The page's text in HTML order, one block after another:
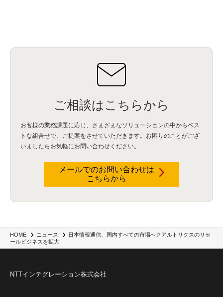
HOME ニュース
日本情報通信、国内すべての市場へクアルトリクスのリセ
ールビジネスを拡大
ご相談はこちらから
お客様の業務課題に応じ、さまざまなソリューションの中からベス
トな組合せで、
ご提案をさせていただきます。お困りのことがござ
いましたらお気軽にお問い合わせください。
メールでのお問い合わせは
こちらから
NTTインテグレーション株式会社